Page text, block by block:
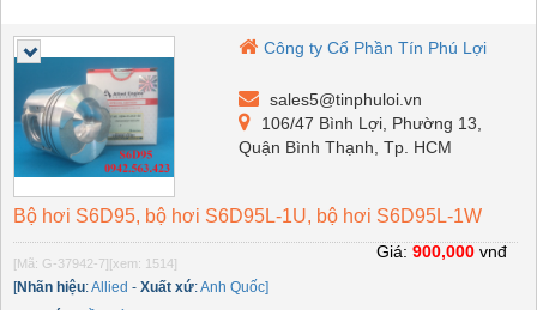
Công ty Cổ Phần Tín Phú Lợi
sales5@tinphuloi.vn
106/47 Bình Lợi, Phường 13,
Quận Bình Thạnh, Tp. HCM
Bộ hơi S6D95, bộ hơi S6D95L-1U, bộ hơi S6D95L-1W
[Mã: G-37942-7] [xem: 1514]
[Nhãn hiệu:Allied - Xuất xứ:Anh Quốc]
Giá: 900,000 vnđ